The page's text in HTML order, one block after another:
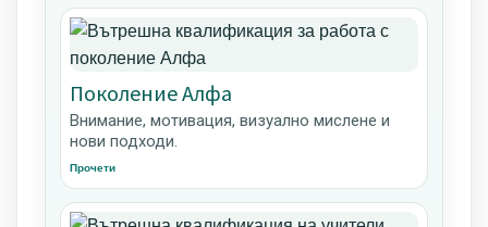
Поколение Алфа
Внимание, мотивация, визуално мислене и
нови подходи.
Прочети